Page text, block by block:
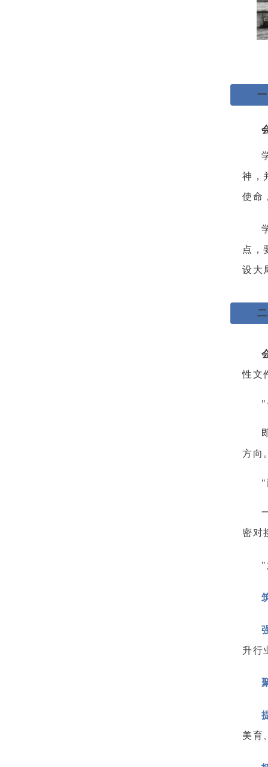
神，
使命
点，
设大
性文
"
方向
"
密对
"
升行
美育